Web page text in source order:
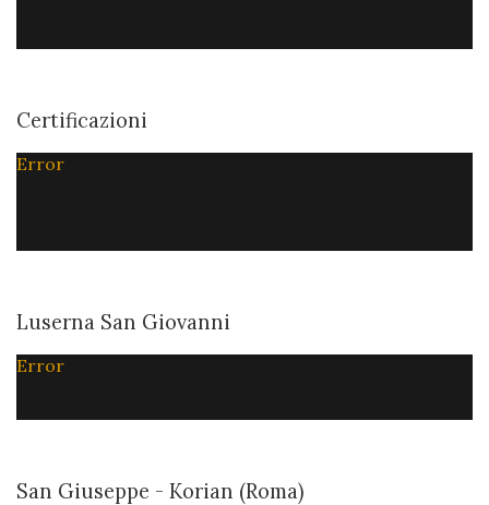
Certificazioni
Error
Luserna San Giovanni
Error
San Giuseppe - Korian (Roma)